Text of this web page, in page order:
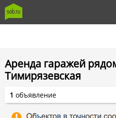
Аренда гаражей
Тимирязевская
1 объявление